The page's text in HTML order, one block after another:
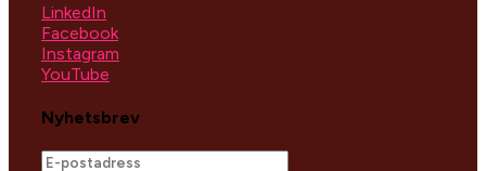
LinkedIn
Facebook
Instagram
YouTube
Nyhetsbrev